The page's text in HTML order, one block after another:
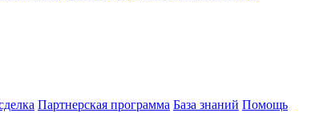
Партнерская программа База знаний Помощь